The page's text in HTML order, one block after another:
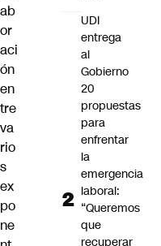
ab
or
aci
ón
en
tre
va
rio
s
ex
po
ne
UDI
entrega
al
Gobierno
20
propuestas
para
enfrentar
la
emergencia
laboral:
“Queremos
que
recuperar